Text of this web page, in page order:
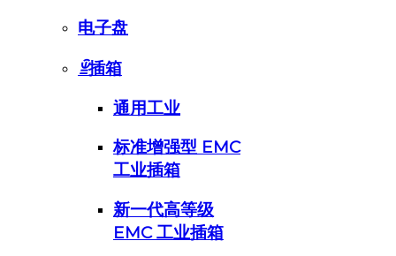
电子盘
ꁇ插箱
通用工业
标准增强型 EMC
工业插箱
新一代高等级
EMC 工业插箱